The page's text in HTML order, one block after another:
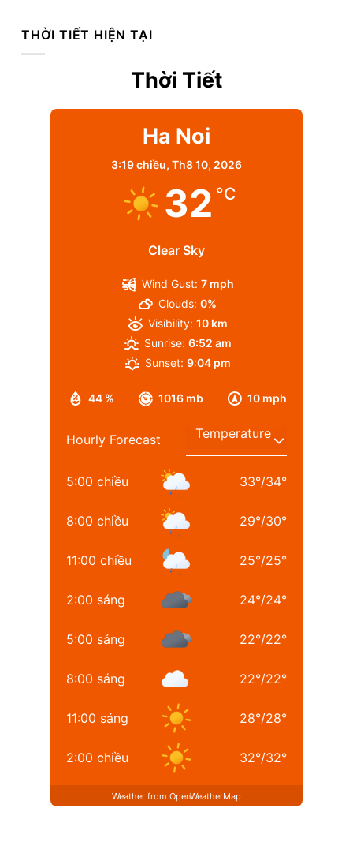
THỜI TIẾT HIỆN TẠI
Thời Tiết
Ha Noi
3:19 chiều, Th8 10, 2026
32 °C
Clear Sky
44 % 1016 mb 10 mph
Wind Gust: 7 mph
Clouds: 0%
Visibility: 10 km
Sunrise: 6:52 am
Sunset: 9:04 pm
Hourly Forecast
5:00 chiều 33°/34°
8:00 chiều 29°/30°
11:00 chiều 25°/25°
2:00 sáng 24°/24°
5:00 sáng 22°/22°
8:00 sáng 22°/22°
11:00 sáng 28°/28°
2:00 chiều 32°/32°
Weather from OpenWeatherMap